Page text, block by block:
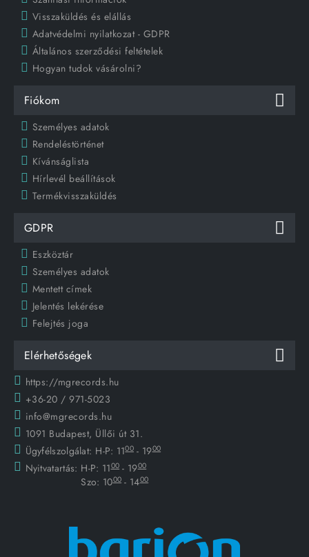
Visszaküldés és elállás
Adatvédelmi nyilatkozat - GDPR
Általános szerződési feltételek
Hogyan tudok vásárolni?
Fiókom
Személyes adatok
Rendeléstörténet
Kívánságlista
Hírlevél beállítások
Termékvisszaküldés
GDPR
Eszköztár
Személyes adatok
Mentett címek
Jelentés lekérése
Felejtés joga
Elérhetőségek
https://mgrecords.hu
+36-20 / 971-5023
info@mgrecords.hu
1091 Budapest, Üllői út 31.
Ügyfélszolgálat: H-P: 1100 - 1900
Nyitvatartás: H-P: 1100 - 1900
Szo: 1000 - 1400